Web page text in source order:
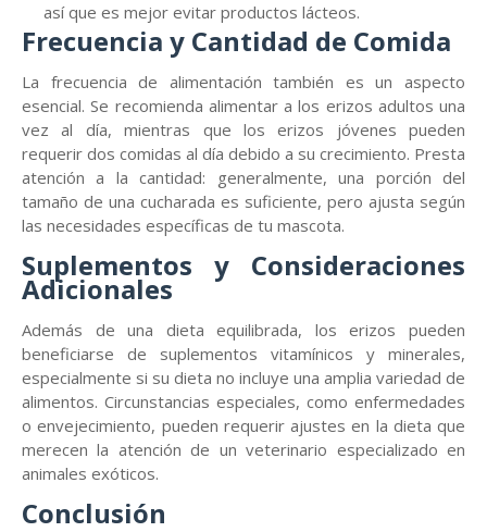
así que es mejor evitar productos lácteos.
Frecuencia y Cantidad de Comida
La frecuencia de alimentación también es un aspecto
esencial. Se recomienda alimentar a los erizos adultos una
vez al día, mientras que los erizos jóvenes pueden
requerir dos comidas al día debido a su crecimiento. Presta
atención a la cantidad: generalmente, una porción del
tamaño de una cucharada es suficiente, pero ajusta según
las necesidades específicas de tu mascota.
Suplementos y Consideraciones
Adicionales
Además de una dieta equilibrada, los erizos pueden
beneficiarse de suplementos vitamínicos y minerales,
especialmente si su dieta no incluye una amplia variedad de
alimentos. Circunstancias especiales, como enfermedades
o envejecimiento, pueden requerir ajustes en la dieta que
merecen la atención de un veterinario especializado en
animales exóticos.
Conclusión